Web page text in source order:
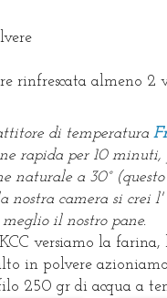
rinfrescata almeno 2
di temperatura
rapida per 10 minuti,
naturale a 30°
nostra camera si crei l'
il nostro pane.
versiamo la
in polvere
250 gr di acqua a